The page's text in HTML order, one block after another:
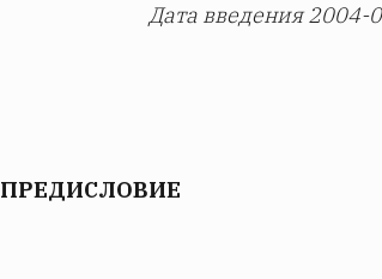
Дата введения 2004-
ПРЕДИСЛОВИЕ